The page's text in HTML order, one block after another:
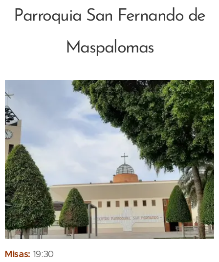
Parroquia San Fernando de
Maspalomas
Misas: 19:30